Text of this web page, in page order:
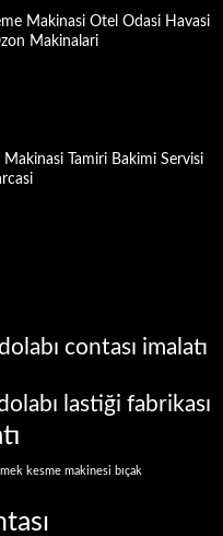
contası imalatı
lastiği fabrikası
kesme makinesi bıçak